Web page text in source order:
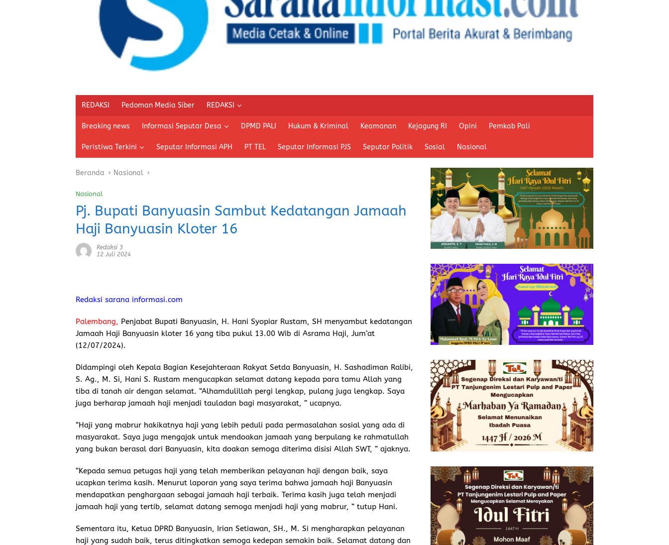
REDAKSI Pedoman Media Siber REDAKSI
Breaking news Informasi Seputar Desa DPMD PALI Hukum & Kriminal Keamanan Kejagung RI Opini Pemkab Pali
Peristiwa Terkini Seputar Informasi APH PT TEL Seputar Informasi PJS Seputar Politik Sosial Nasional
Beranda Nasional
Nasional
Pj. Bupati Banyuasin Sambut Kedatangan Jamaah
Haji Banyuasin Kloter 16
Redaksi 3
12 Juli 2024
Redaksi sarana informasi.com
Palembang, Penjabat Bupati Banyuasin, H. Hani Syopiar Rustam, SH menyambut kedatangan
Jamaah Haji Banyuasin kloter 16 yang tiba pukul 13.00 Wib di Asrama Haji, Jum’at
(12/07/2024).
Didampingi oleh Kepala Bagian Kesejahteraan Rakyat Setda Banyuasin, H. Sashadiman Ralibi,
S. Ag., M. Si, Hani S. Rustam mengucapkan selamat datang kepada para tamu Allah yang
tiba di tanah air dengan selamat. “Alhamdulillah pergi lengkap, pulang juga lengkap. Saya
juga berharap jamaah haji menjadi tauladan bagi masyarakat, ” ucapnya.
“Haji yang mabrur hakikatnya haji yang lebih peduli pada permasalahan sosial yang ada di
masyarakat. Saya juga mengajak untuk mendoakan jamaah yang berpulang ke rahmatullah
yang bukan berasal dari Banyuasin, kita doakan semoga diterima disisi Allah SWT, ” ajaknya.
“Kepada semua petugas haji yang telah memberikan pelayanan haji dengan baik, saya
ucapkan terima kasih. Menurut laporan yang saya terima bahwa jamaah haji Banyuasin
mendapatkan penghargaan sebagai jamaah haji terbaik. Terima kasih juga telah menjadi
jamaah haji yang tertib, selamat datang semoga menjadi haji yang mabrur, ” tutup Hani.
Sementara itu, Ketua DPRD Banyuasin, Irian Setiawan, SH., M. Si mengharapkan pelayanan
haji yang sudah baik, terus ditingkatkan semoga kedepan semakin baik. Selamat datang dan